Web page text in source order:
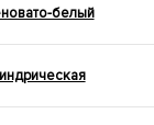
белый